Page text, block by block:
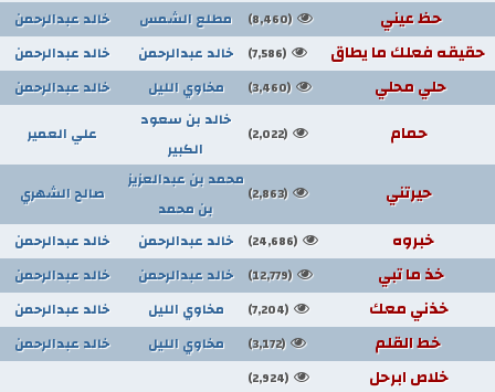
حظ عيني (8,460) مطلع الشمس خالد عبدالرحمن
حقيقه فعلك ما يطاق (7,586) خالد عبدالرحمن خالد عبدالرحمن
حلي محلي (3,460) مخاوي الليل خالد عبدالرحمن
حمام (2,022)
خالد بن سعود
الكبير
علي العمير
حيرتني (2,863)
محمد بن عبدالعزيز
بن محمد
صالح الشهري
خبروه (24,686) خالد عبدالرحمن خالد عبدالرحمن
خذ ما تبي (12,779) خالد عبدالرحمن خالد عبدالرحمن
خذني معك (7,204) مخاوي الليل خالد عبدالرحمن
خط القلم (3,172) مخاوي الليل خالد عبدالرحمن
خلاص ابرحل (2,924)